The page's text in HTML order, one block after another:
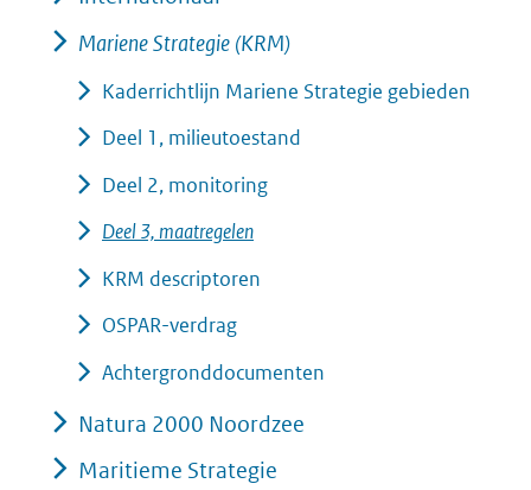
Mariene Strategie (KRM)
Kaderrichtlijn Mariene Strategie gebieden
Deel 1, milieutoestand
Deel 2, monitoring
Deel 3, maatregelen
KRM descriptoren
OSPAR-verdrag
Achtergronddocumenten
Natura 2000 Noordzee
Maritieme Strategie